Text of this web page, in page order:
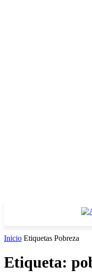
Inicio Etiquetas Pobreza
Etiqueta: